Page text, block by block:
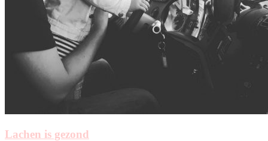
Lachen is gezond